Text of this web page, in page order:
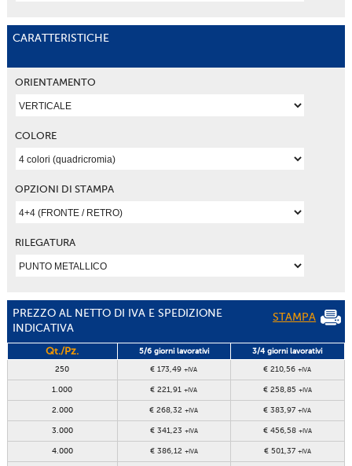
CARATTERISTICHE
ORIENTAMENTO
COLORE
OPZIONI DI STAMPA
RILEGATURA
PREZZO AL NETTO DI IVA E SPEDIZIONE
INDICATIVA
STAMPA
Qt./Pz. 5/6 giorni lavorativi 3/4 giorni lavorativi
250 € 173,49+IVA € 210,56+IVA
1.000 € 221,91+IVA € 258,85 +IVA
2.000 € 268,32+IVA € 383,97+IVA
3.000 € 341,23 +IVA € 456,58 +IVA
4.000 € 386,12 +IVA € 501,37 +IVA